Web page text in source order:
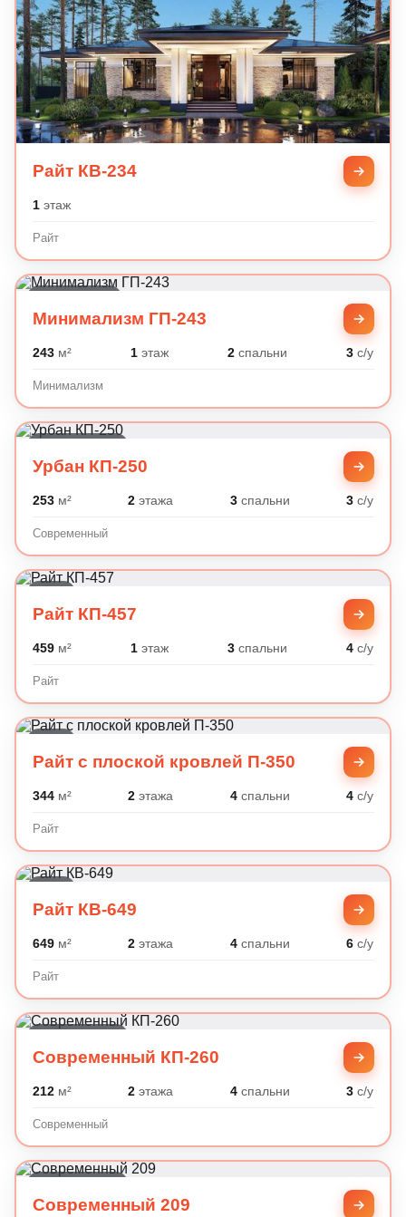
Райт КВ-234
1этаж
Райт
Минимализм ГП-243
243м² 1этаж 2 спальни 3 с/у
Минимализм
Урбан КП-250
253м² 2 этажа 3спальни 3 с/у
Современный
Райт КП-457
459м² 1этаж 3 спальни 4 с/у
Райт
Райт с плоской кровлей П-350
344м² 2 этажа 4спальни 4 с/у
Райт
Райт КВ-649
649м² 2 этажа 4спальни 6 с/у
Райт
Современный КП-260
212м² 2 этажа 4спальни 3 с/у
Современный
Современный 209